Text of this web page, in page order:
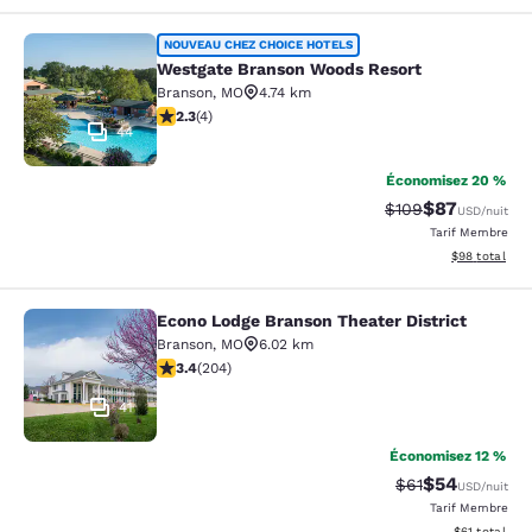
Westgate Branson Woods Resort
44
NOUVEAU CHEZ CHOICE HOTELS
Westgate Branson Woods Resort
Branson, MO
4.74 km
2.25 étoiles. Moyen. 4 commentaires
2.3(4)
Économisez 20 %
Tarif barré :
$109Tarif réduit :
$87USD/nuit
Tarif Membre
Afficher les
$98 total
Econo Lodge Branson Theater
41
Econo Lodge Branson Theater District
Branson, MO
6.02 km
3.38 étoiles. Bien. 204 commentaires
3.4(204)
Économisez 12 %
Tarif barré :
$61Tarif réduit :
$54USD/nuit
Tarif Membre